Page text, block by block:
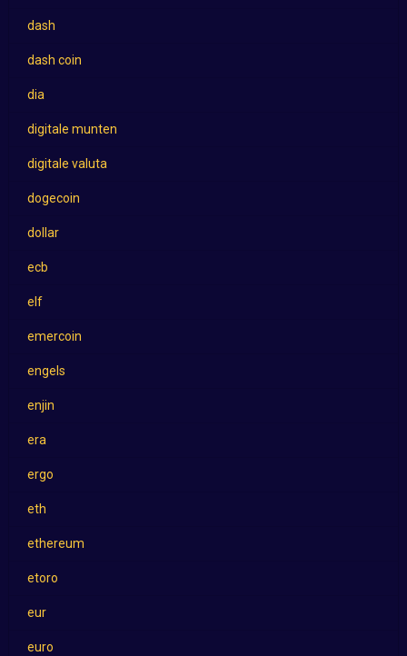
dash
dash coin
dia
digitale munten
digitale valuta
dogecoin
dollar
ecb
elf
emercoin
engels
enjin
era
ergo
eth
ethereum
etoro
eur
euro